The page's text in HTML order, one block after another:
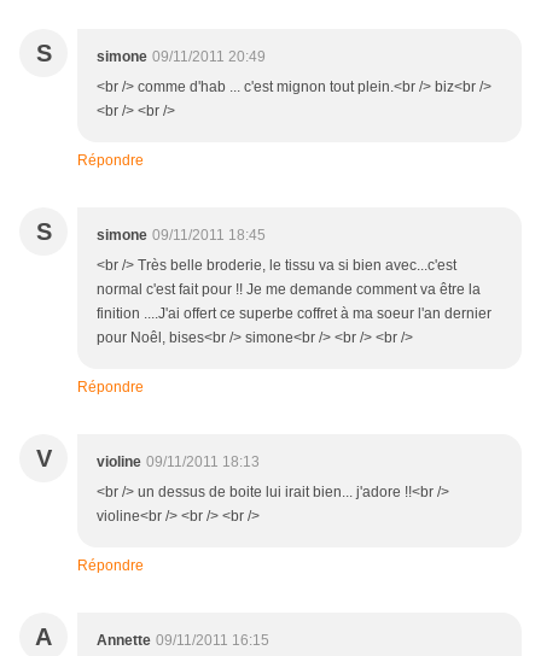
S simone 09/11/2011 20:49
<br /> comme d'hab ... c'est mignon tout plein.<br /> biz<br />
<br /> <br />
Répondre
S simone 09/11/2011 18:45
<br /> Très belle broderie, le tissu va si bien avec...c'est
normal c'est fait pour !! Je me demande comment va être la
finition ....J'ai offert ce superbe coffret à ma soeur l'an dernier
pour Noêl, bises<br /> simone<br /> <br /> <br />
Répondre
V violine 09/11/2011 18:13
<br /> un dessus de boite lui irait bien... j'adore !!<br />
violine<br /> <br /> <br />
Répondre
A Annette 09/11/2011 16:15